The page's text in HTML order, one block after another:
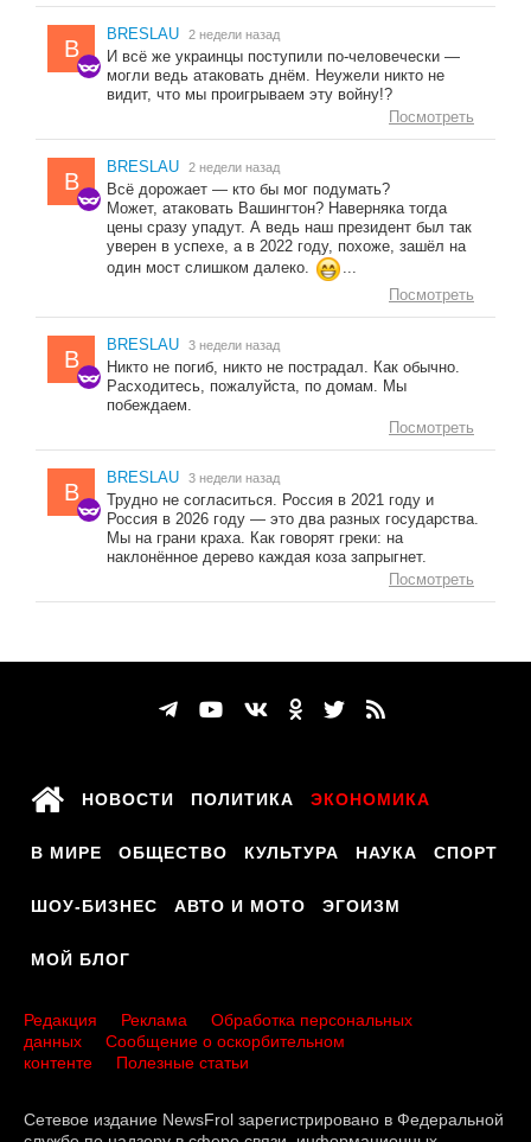
B
BRESLAU 2 недели назад
И всё же украинцы поступили по-человечески —
могли ведь атаковать днём. Неужели никто не
видит, что мы проигрываем эту войну!?
Посмотреть
B
BRESLAU 2 недели назад
Всё дорожает — кто бы мог подумать?
Может, атаковать Вашингтон? Наверняка тогда
цены сразу упадут. А ведь наш президент был так
уверен в успехе, а в 2022 году, похоже, зашёл на
один мост слишком далеко.
...
Посмотреть
B
BRESLAU 3 недели назад
Никто не погиб, никто не пострадал. Как обычно.
Расходитесь, пожалуйста, по домам. Мы
побеждаем.
Посмотреть
B
BRESLAU 3 недели назад
Трудно не согласиться. Россия в 2021 году и
Россия в 2026 году — это два разных государства.
Мы на грани краха. Как говорят греки: на
наклонённое дерево каждая коза запрыгнет.
Посмотреть
НОВОСТИ ПОЛИТИКА ЭКОНОМИКА
В МИРЕ ОБЩЕСТВО КУЛЬТУРА НАУКА СПОРТ
ШОУ-БИЗНЕС АВТО И МОТО ЭГОИЗМ
МОЙ БЛОГ
Редакция Реклама
Обработка персональных
данных
Сообщение о оскорбительном
контенте
Полезные статьи
Сетевое издание NewsFrol зарегистрировано в Федеральной